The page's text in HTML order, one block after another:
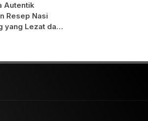
Autentik
Resep Nasi
yang Lezat dan